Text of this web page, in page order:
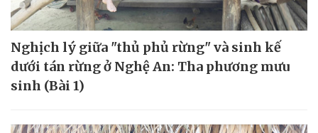
Nghịch lý giữa "thủ phủ rừng" và sinh kế
dưới tán rừng ở Nghệ An: Tha phương mưu
sinh (Bài 1)